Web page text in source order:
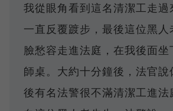
我從眼角看到這名清潔工走過
一直反覆踱步，最後這位黑人
臉愁容走進法庭，在我後面坐
師桌。大約十分鐘後，法官說
後有名法警很不滿清潔工進法